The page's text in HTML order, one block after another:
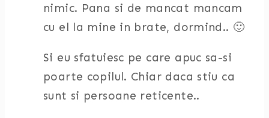
nimic. Pana si de mancat mancam
cu el la mine in brate, dormind.. 🙂
Si eu sfatuiesc pe care apuc sa-si
poarte copilul. Chiar daca stiu ca
sunt si persoane reticente..